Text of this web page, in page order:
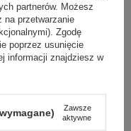
KOSMETOLOGA
- Famillias -
Krem do
partnerów. Możesz
przetwarzanie
Zgodę
poprzez usunięcie
informacji znajdziesz w
Zawsze
aktywne